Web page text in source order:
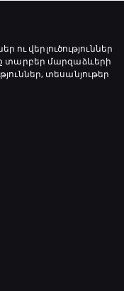
ու վերլուծություններ
տարբեր մարզաձևերի
տեսանյութեր